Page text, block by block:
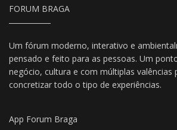
FORUM BRAGA
Um fórum moderno, interativo e
pensado e feito para as pessoas. Um
negócio, cultura e com múltiplas valências
concretizar todo o tipo de experiências.
App Forum Braga